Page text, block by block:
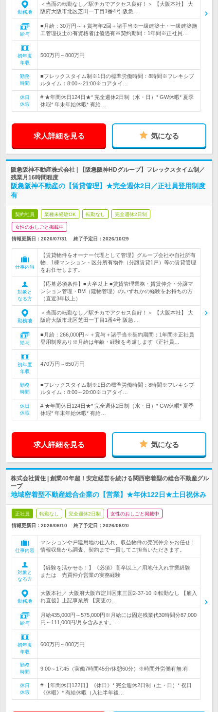
勤務地
＜当面の転勤なし／駅チカでアクセス良好！＞ 【大阪本社】 大
阪府大阪市北区芝田一丁目1番4号 阪急…
給与
■月給：30万円～＋賞与年2回＋諸手当※一級建築士・一級建築施
工管理技士の有資格者は優遇有※契約期間：1年間※正社員…
初年度
年収
500万円～800万円
勤務
時間
■フレックスタイム制※1日の標準労働時間：8時間※フレキシブ
ルタイム：8:00～21:00※コアタイ…
休日
休暇
# ★年間休日124日★* 完全週休2日制（水・日）* GW休暇* 夏季
休暇* 年末年始休暇* 有給…
求人詳細を見る 気になる
阪急阪神不動産株式会社 | 【阪急阪神HDグループ】フレックスタイム制／
残業月16時間程度
阪急阪神不動産の【賃貸管理】★完全週休2日／正社員登用制度
有
契約社員 業種未経験OK 転勤なし 完全週休2日制
女性のおしごと掲載中
情報更新日：2026/07/31 終了予定日： 2026/10/29
仕事内容
【賃貸物件をオーナー代理として管理】グループ会社や自社所有
物、1棟マンション・区分所有物件（分譲賃貸1戸）等の賃貸管理
をお任せします。
対象と
なる方
【応募必須条件】■大卒以上 ■賃貸管理業務・賃貸仲介・分譲マ
ンション管理・BM（建物管理）のいずれかの経験をお持ちの方
（直近3年以上）
勤務地
＜当面の転勤なし／駅チカでアクセス良好！＞ 【大阪本社】 大
阪府大阪市北区芝田一丁目1番4号 阪急…
給与
■月給：266,000円～＋賞与＋諸手当※契約期間：1年間※正社員
登用制度あり※月給は年齢・経験を考慮します《正社員…
初年度
年収
470万円～650万円
勤務
時間
■フレックスタイム制※1日の標準労働時間：8時間※フレキシブ
ルタイム：8:00～20:00※コアタイ…
休日
休暇
# ★年間休日124日★* 完全週休2日制（水・日）* GW休暇* 夏季
休暇* 年末年始休暇* 有給…
求人詳細を見る 気になる
株式会社賃住 | 創業40年超！安定経営を続ける関西密着型の総合不動産グル
ープ
地域密着型不動産総合企業の【営業】★年休122日★土日祝休み
正社員 転勤なし 完全週休2日制 女性のおしごと掲載中
情報更新日：2026/06/10 終了予定日： 2026/08/20
仕事内容
マンションや戸建用地の仕入れ、収益物件の売買仲介をお任せ！
情報収集から調査、契約まで一貫してご担当いただきます。
対象と
なる方
【経験を活かせる！】《必須》高卒以上／用地仕入れ営業経験
または 売買仲介営業の実務経験
勤務地
大阪本社／ 大阪府大阪市淀川区東三国2-37-10 ※転勤なし 【雇入
れ直後】上記事業所 【変更の…
給与
月給435,000円～575,000円※月給には固定残業代30時間分87,000
円～111,000円/月を含みます。…
初年度
年収
600万円～800万円
勤務
時間
9:00～17:45（実働7時間45分/休憩60分）※時間外労働有無:有
休日
休暇
# 【年間休日122日】《休日》* 完全週休2日制（土・日）* 祝日
《休暇》* 有給休暇（入社半年後…